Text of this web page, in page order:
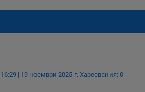
16:29 | 19 ноември 2025 г. Харесвания: 0